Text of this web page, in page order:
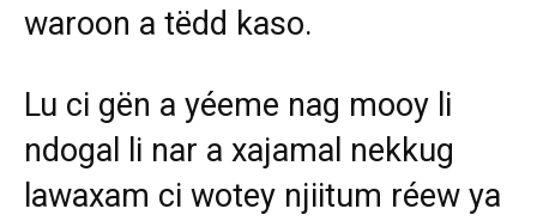
waroon a tëdd kaso.
Lu ci gën a yéeme nag mooy li
ndogal li nar a xajamal nekkug
lawaxam ci wotey njiitum réew ya